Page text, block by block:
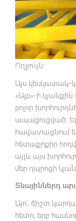
Ողջո՛ւյն։
Այս կեսկատակ-
«Այբ»-ի
բոլոր
ապացուցված։
հավատացնում
հետաքրքիր
այլև այս
մեր դպրոցի
Տնայիններդ
Այո՛, ճիշտ
հետո, երբ